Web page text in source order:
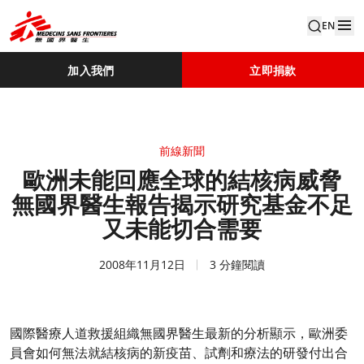
EN
加入我們 立即捐款
前線新聞
歐洲未能回應全球的結核病威脅
無國界醫生報告揭示研究基金不足
又未能切合需要
2008年11月12日 3 分鐘閱讀
國際醫療人道救援組織無國界醫生最新的分析顯示，歐洲委
員會如何無法就結核病的新疫苗、試劑和療法的研發付出合